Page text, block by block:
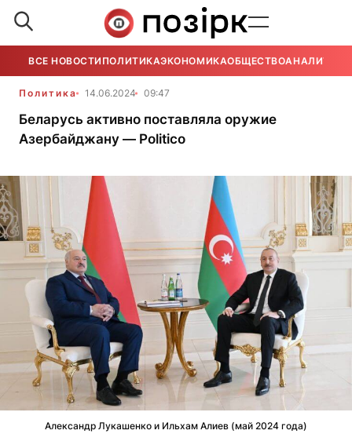
ВСЕ НОВОСТИ ПОЛИТИКАЭКОНОМИКАОБЩЕСТВОАНАЛИТИКА
Политика 14.06.2024 09:47
Беларусь активно поставляла оружие
Азербайджану — Politico
Александр Лукашенко и Ильхам Алиев (май 2024 года)